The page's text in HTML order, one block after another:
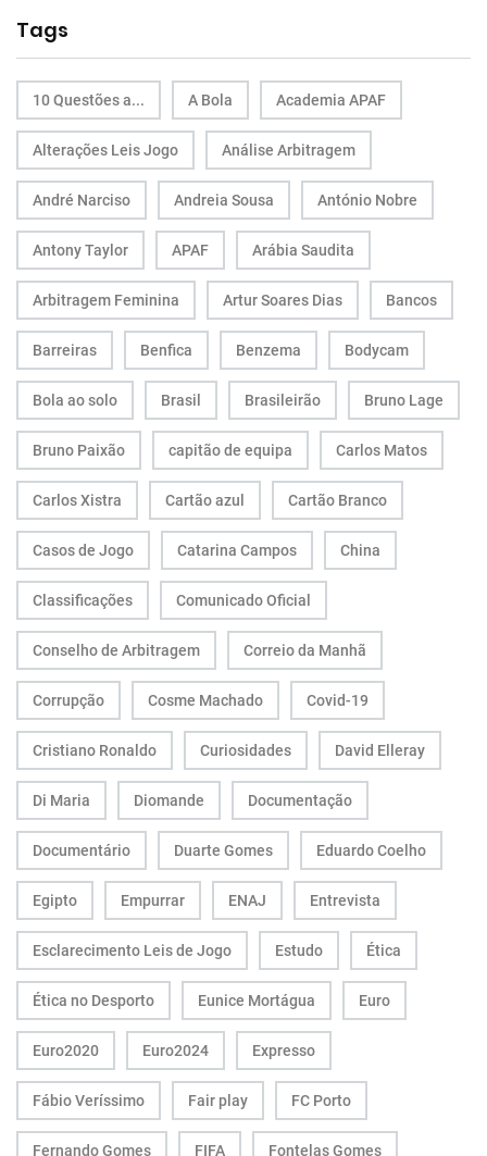
Tags
10 Questões a... A Bola Academia APAF
Alterações Leis Jogo Análise Arbitragem
André Narciso Andreia Sousa António Nobre
Antony Taylor APAF Arábia Saudita
Arbitragem Feminina Artur Soares Dias Bancos
Barreiras Benfica Benzema Bodycam
Bola ao solo Brasil Brasileirão Bruno Lage
Bruno Paixão capitão de equipa Carlos Matos
Carlos Xistra Cartão azul Cartão Branco
Casos de Jogo Catarina Campos China
Classificações Comunicado Oficial
Conselho de Arbitragem Correio da Manhã
Corrupção Cosme Machado Covid-19
Cristiano Ronaldo Curiosidades David Elleray
Di Maria Diomande Documentação
Documentário Duarte Gomes Eduardo Coelho
Egipto Empurrar ENAJ Entrevista
Esclarecimento Leis de Jogo Estudo Ética
Ética no Desporto Eunice Mortágua Euro
Euro2020 Euro2024 Expresso
Fábio Veríssimo Fair play FC Porto
Fernando Gomes FIFA Fontelas Gomes